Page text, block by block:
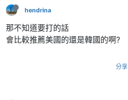
hendrina
那不知道要打的話
會比較推薦美國的還是韓國的啊?
分享